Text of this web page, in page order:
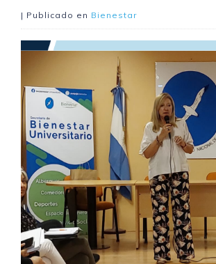
| Publicado en Bienestar